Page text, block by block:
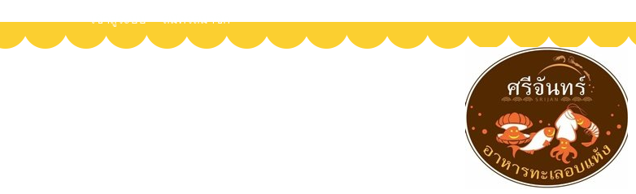
เข้าสู่ระบบ สมัครสมาชิก